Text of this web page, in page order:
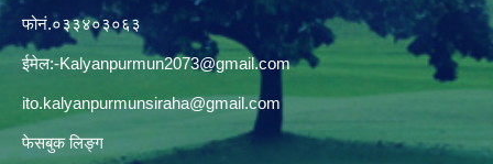
फोनं.०३३४०३०६३
ईमेल:-Kalyanpurmun2073@gmail.com
ito.kalyanpurmunsiraha@gmail.com
फेसबुक लिङ्ग